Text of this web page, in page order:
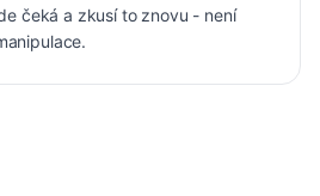
čeká a zkusí to znovu - není